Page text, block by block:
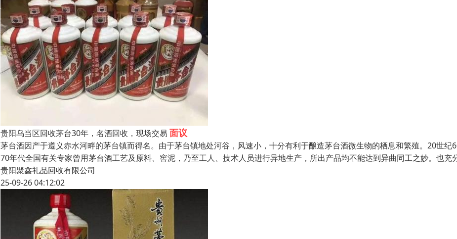
贵阳乌当区回收茅台30年，名酒回收，现场交易 面议
茅台酒因产于遵义赤水河畔的茅台镇而得名。由于茅台镇地处河谷，风速小，十分有利于酿造茅台酒微生物的栖息和繁殖。20世纪
70年代全国有关专家曾用茅台酒工艺及原料、窖泥，乃至工人、技术人员进行异地生产，所出产品均不能达到异曲同工之妙。也充
贵阳聚鑫礼品回收有限公司
25-09-26 04:12:02